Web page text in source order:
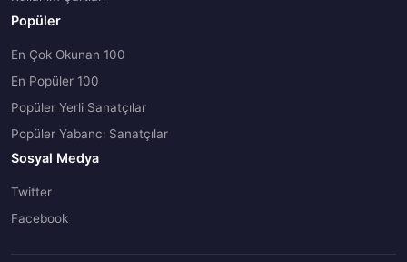
Popüler
En Çok Okunan 100
En Popüler 100
Popüler Yerli Sanatçılar
Popüler Yabancı Sanatçılar
Sosyal Medya
Twitter
Facebook